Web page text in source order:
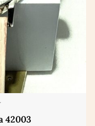
42003